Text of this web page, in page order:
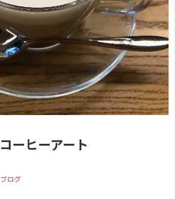
コーヒーアート
ブログ